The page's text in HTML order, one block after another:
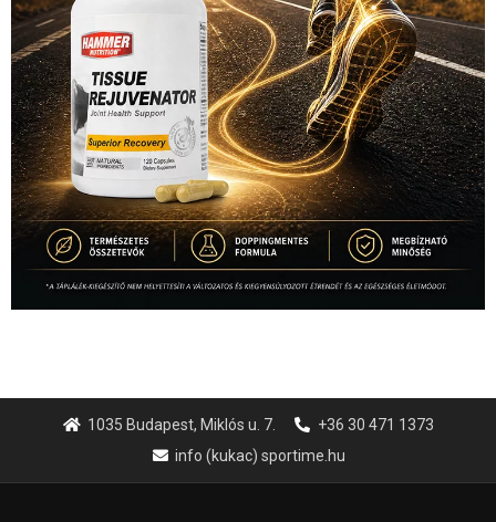
1035 Budapest, Miklós u. 7.
+36 30 471 1373
info (kukac) sportime.hu